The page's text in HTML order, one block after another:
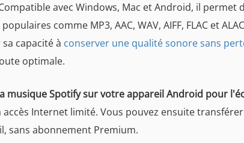
avec Windows, Mac et Android, il permet
comme MP3, AAC, WAV, AIFF, FLAC et
capacité à conserver une qualité sonore sans
optimale.
musique Spotify sur votre appareil Android pour
Internet limité. Vous pouvez ensuite transférer
sans abonnement Premium.